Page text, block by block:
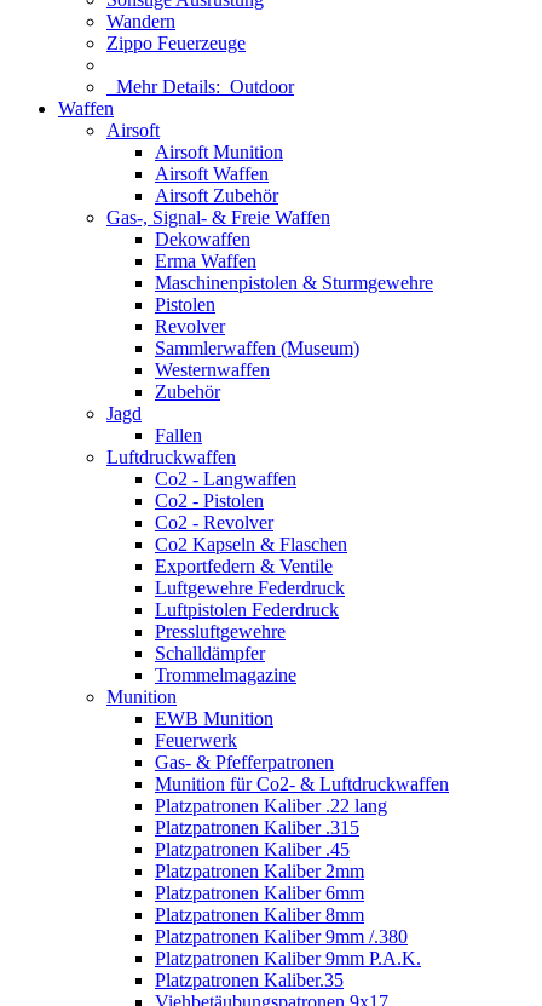
Wandern
Zippo Feuerzeuge
Mehr Details: Outdoor
Waffen
Airsoft
Airsoft Munition
Airsoft Waffen
Airsoft Zubehör
Gas-, Signal- & Freie Waffen
Dekowaffen
Erma Waffen
Maschinenpistolen & Sturmgewehre
Pistolen
Revolver
Sammlerwaffen (Museum)
Westernwaffen
Zubehör
Jagd
Fallen
Luftdruckwaffen
Co2 - Langwaffen
Co2 - Pistolen
Co2 - Revolver
Co2 Kapseln & Flaschen
Exportfedern & Ventile
Luftgewehre Federdruck
Luftpistolen Federdruck
Pressluftgewehre
Schalldämpfer
Trommelmagazine
Munition
EWB Munition
Feuerwerk
Gas- & Pfefferpatronen
Munition für Co2- & Luftdruckwaffen
Platzpatronen Kaliber .22 lang
Platzpatronen Kaliber .315
Platzpatronen Kaliber .45
Platzpatronen Kaliber 2mm
Platzpatronen Kaliber 6mm
Platzpatronen Kaliber 8mm
Platzpatronen Kaliber 9mm /.380
Platzpatronen Kaliber 9mm P.A.K.
Platzpatronen Kaliber.35
Viehbetäubungspatronen 9x17